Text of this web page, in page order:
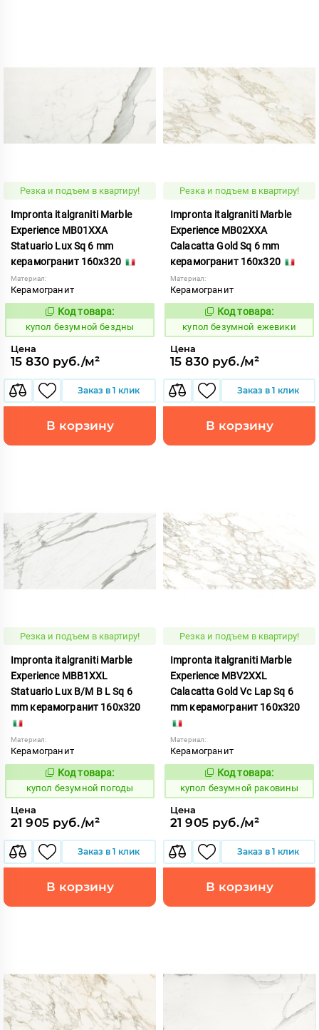
Резка и подъем в квартиру!
Impronta italgraniti Marble
Experience MB01XXA
Statuario Lux Sq 6 mm
керамогранит 160x320
Материал:
Керамогранит
858502
Код товара:
купол безумной бездны
Цена
15 830 руб./м²
Заказ в 1 клик
В корзину
Резка и подъем в квартиру!
Impronta italgraniti Marble
Experience MB02XXA
Calacatta Gold Sq 6 mm
керамогранит 160x320
Материал:
Керамогранит
858524
Код товара:
купол безумной ежевики
Цена
15 830 руб./м²
Заказ в 1 клик
В корзину
Резка и подъем в квартиру!
Impronta italgraniti Marble
Experience MBB1XXL
Statuario Lux B/M B L Sq 6
mm керамогранит 160x320
Материал:
Керамогранит
858571
Код товара:
купол безумной погоды
Цена
21 905 руб./м²
Заказ в 1 клик
В корзину
Резка и подъем в квартиру!
Impronta italgraniti Marble
Experience MBV2XXL
Calacatta Gold Vc Lap Sq 6
mm керамогранит 160x320
Материал:
Керамогранит
858578
Код товара:
купол безумной раковины
Цена
21 905 руб./м²
Заказ в 1 клик
В корзину